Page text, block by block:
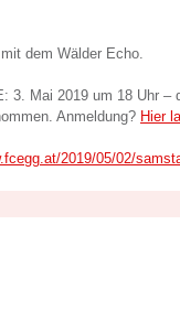
dem Wälder Echo.
3. Mai 2019 um 18 Uhr –
Anmeldung? Hier
2019/05/02/